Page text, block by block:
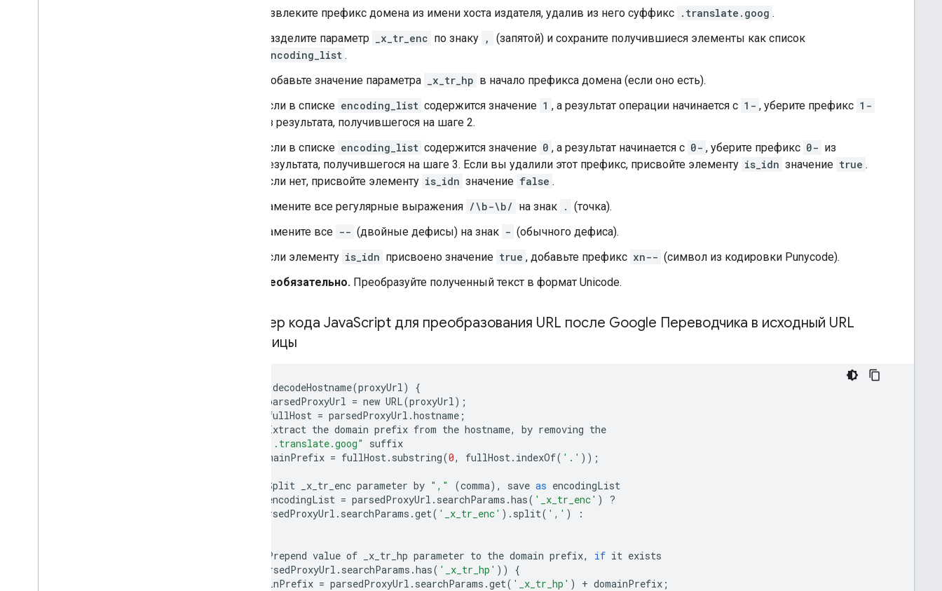
Извлеките префикс домена из имени хоста издателя, удалив из него суффикс .translate.goog .
Разделите параметр
_x_tr_enc по знаку ,
(запятой) и сохраните получившиеся элементы как список
encoding_list .
Добавьте значение параметра
_x_tr_hp в начало префикса домена (если оно есть).
Если в списке encoding_list содержится значение 1 , а результат операции начинается с 1- , уберите префикс 1-
из результата, получившегося на шаге 2.
Если в списке encoding_list содержится значение 0 , а результат начинается с 0- , уберите префикс 0- из
результата, получившегося на шаге 3. Если вы удалили этот префикс, присвойте элементу is_idn значение true .
Если нет, присвойте элементу is_idn значение false .
Замените все регулярные выражения /\b-\b/ на знак . (точка).
Замените все -- (двойные дефисы) на знак - (обычного дефиса).
Если элементу is_idn присвоено значение true , добавьте префикс xn-- (символ из кодировки Punycode).
Необязательно. Преобразуйте полученный текст в формат Unicode.
Пример кода JavaScript для преобразования URL после Google Переводчика в исходный URL
страницы
decodeHostname(proxyUrl)
{
parsedProxyUrl = new URL(proxyUrl);
fullHost = parsedProxyUrl .hostname ;
Extract the domain prefix from the hostname, by removing the
".translate.goog"
suffix
domainPrefix = fullHost. substring(0, fullHost. indexOf( '.' ));
Split _x_tr_enc parameter by "," (comma), save as encodingList
encodingList = parsedProxyUrl . searchParams .has( '_x_tr_enc' )
?
parsedProxyUrl . searchParams .get( '_x_tr_enc' ) . split( ',' )
:
Prepend value of _x_tr_hp parameter to the domain prefix, if it exists
parsedProxyUrl . searchParams .has( '_x_tr_hp' ))
{
domainPrefix = parsedProxyUrl . searchParams .get( '_x_tr_hp' ) + domainPrefix ;